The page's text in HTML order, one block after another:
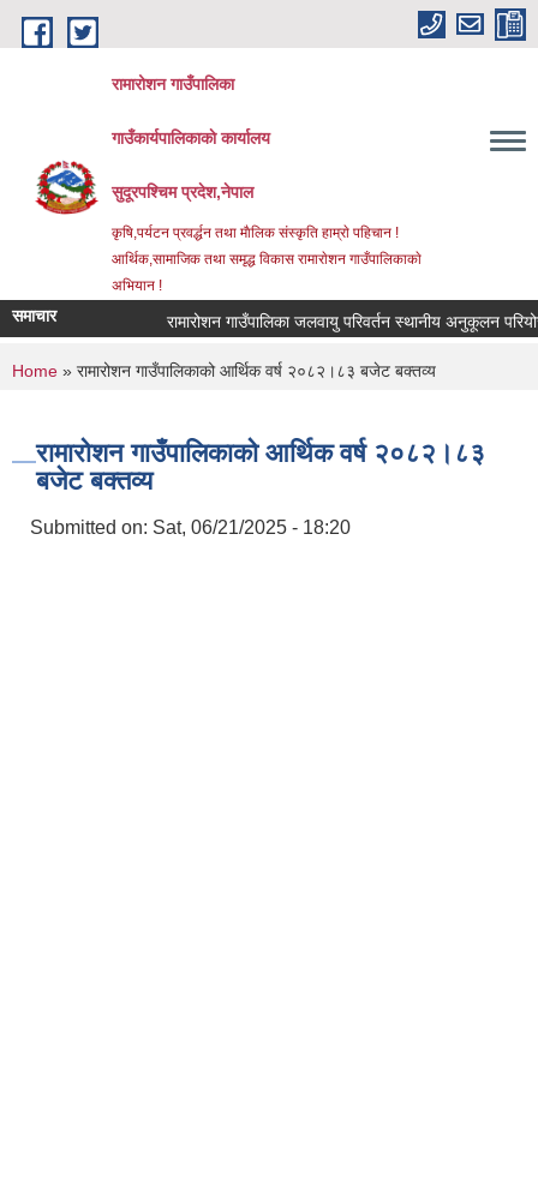
Skip to main content
रामारोशन गाउँपालिका
गाउँकार्यपालिकाकाे कार्यालय
सुदूरपश्चिम प्रदेश,नेपाल
कृषि,पर्यटन प्रवर्द्धन तथा माैलिक संस्कृति हाम्राे पहिचान !
आर्थिक,सामाजिक तथा समृद्ध विकास रामाराेशन गाउँपालिकाकाे
अभियान !
समाचार रामारोशन गाउँपालिका जलवायु परिवर्तन स्थानीय अनुकूलन
You are here
Home » रामारोशन गाउँपालिकाको आर्थिक वर्ष २०८२।८३ बजेट बक्तव्य
रामारोशन गाउँपालिकाको आर्थिक वर्ष २०८२।८३
बजेट बक्तव्य
Submitted on: Sat, 06/21/2025 - 18:20